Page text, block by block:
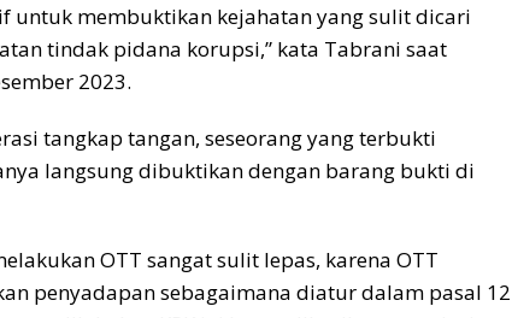
untuk membuktikan kejahatan yang sulit dicari
tindak pidana korupsi,” kata Tabrani saat
2023.
tangkap tangan, seseorang yang terbukti
langsung dibuktikan dengan barang bukti di
OTT sangat sulit lepas, karena OTT
penyadapan sebagaimana diatur dalam pasal 12